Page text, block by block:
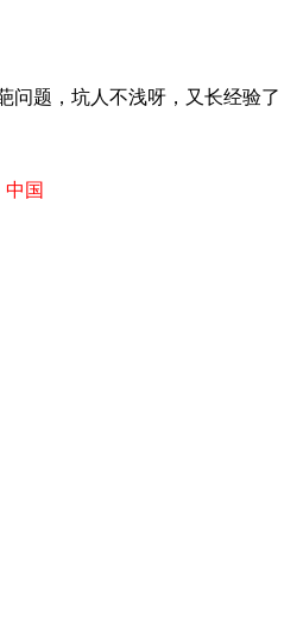
问题，坑人不浅呀，又长经验了
中国